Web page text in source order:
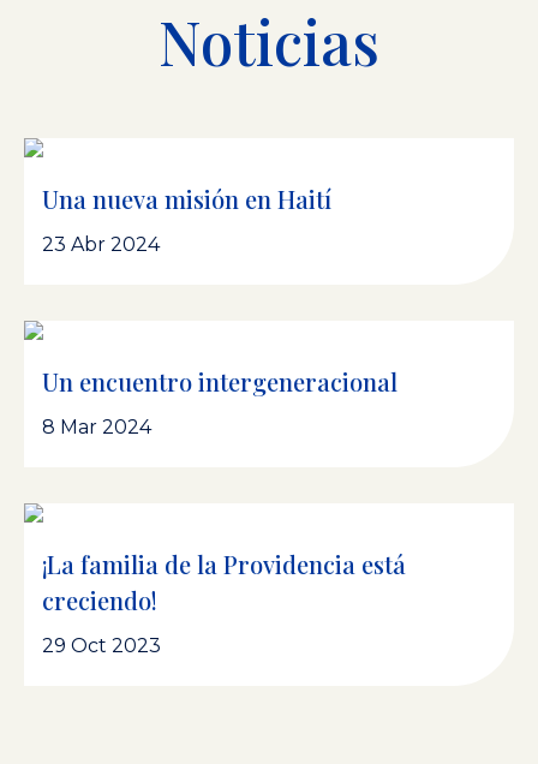
Noticias
Una nueva misión en Haití
23 Abr 2024
Un encuentro intergeneracional
8 Mar 2024
¡La familia de la Providencia está
creciendo!
29 Oct 2023